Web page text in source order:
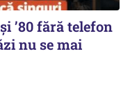
’80 fără telefon
nu se mai